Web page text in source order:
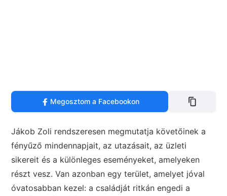
Megosztom a Facebookon
Jákob Zoli rendszeresen megmutatja követőinek a
fényűző mindennapjait, az utazásait, az üzleti
sikereit és a különleges eseményeket, amelyeken
részt vesz. Van azonban egy terület, amelyet jóval
óvatosabban kezel: a családját ritkán engedi a